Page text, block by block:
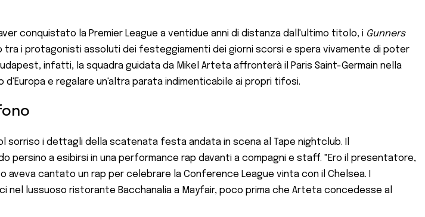
conquistato la Premier League a ventidue anni di distanza dall'ultimo titolo, i Gunners
i protagonisti assoluti dei festeggiamenti dei giorni scorsi e spera vivamente di poter
infatti, la squadra guidata da Mikel Arteta affronterà il Paris Saint-Germain nella
e regalare un'altra parata indimenticabile ai propri tifosi.
i dettagli della scatenata festa andata in scena al Tape nightclub. Il
a esibirsi in una performance rap davanti a compagni e staff. "Ero il presentatore,
cantato un rap per celebrare la Conference League vinta con il Chelsea. I
lussuoso ristorante Bacchanalia a Mayfair, poco prima che Arteta concedesse al